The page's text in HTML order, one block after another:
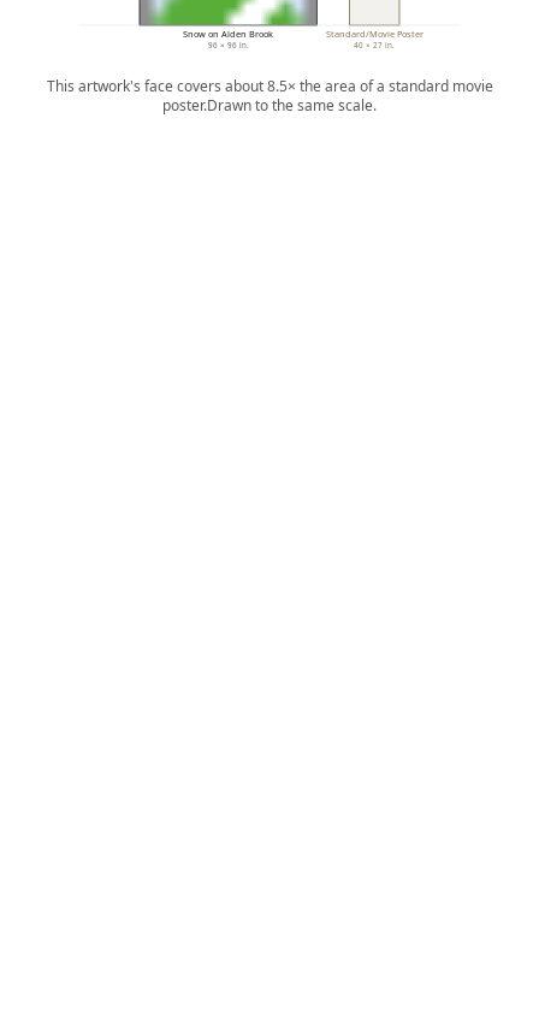
Snow on Alden Brook
96 × 96 in.
Standard/Movie Poster
40 × 27 in.
This artwork's face covers about 8.5× the area of a standard movie
poster.Drawn to the same scale.